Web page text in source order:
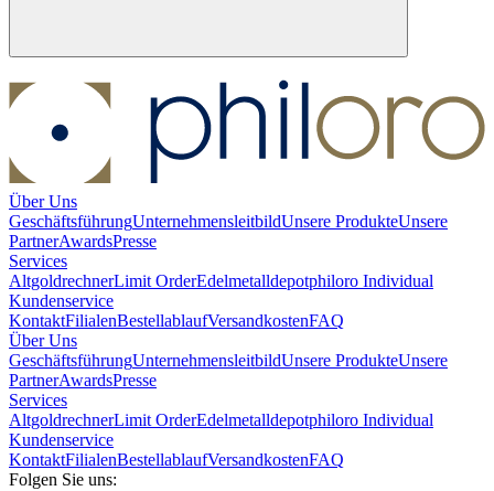
Über Uns
GeschäftsführungUnternehmensleitbildUnsere ProdukteUnsere
PartnerAwardsPresse
Services
AltgoldrechnerLimit OrderEdelmetalldepotphiloro Individual
Kundenservice
KontaktFilialenBestellablaufVersandkostenFAQ
Über Uns
GeschäftsführungUnternehmensleitbildUnsere ProdukteUnsere
PartnerAwardsPresse
Services
AltgoldrechnerLimit OrderEdelmetalldepotphiloro Individual
Kundenservice
KontaktFilialenBestellablaufVersandkostenFAQ
Folgen Sie uns: